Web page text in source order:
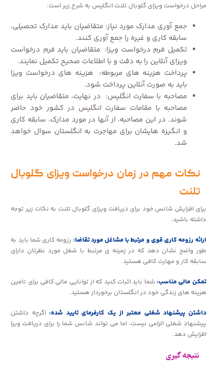
مراحل درخواست ویزای گلوبال تلنت انگلیس به شرح زیر است:
جمع آوری مدارک مورد نیاز: متقاضیان باید مدارک تحصیلی،
سابقه کاری و غیره را جمع آوری کنند.
تکمیل فرم درخواست ویزا: متقاضیان باید فرم درخواست
ویزای آنلاین را به دقت و با اطلاعات صحیح تکمیل نمایند.
پرداخت هزینه های مربوطه: هزینه های درخواست ویزا
باید به صورت آنلاین پرداخت شود.
مصاحبه با سفارت انگلیس: در نهایت، متقاضیان باید برای
مصاحبه با مقامات سفارت انگلیس در کشور خود حاضر
شوند. در این مصاحبه، از آنها در مورد مدارک، سابقه کاری
و انگیزه هایشان برای مهاجرت به انگلستان سوال خواهد
شد.
نکات مهم در زمان درخواست ویزای گلوبال
تلنت
برای افزایش شانس خود برای دریافت ویزای گلوبال تلنت به نکات زیر توجه
داشته باشید:
ارائه رزومه کاری قوی و مرتبط با مشاغل مورد تقاضا: رزومه کاری شما باید به
طور واضح نشان دهد که در زمینه ی مرتبط با شغل مورد نظرتان دارای
سابقه کار و مهارت کافی هستید.
تمکن مالی مناسب: شما باید اثبات کنید که از توانایی مالی کافی برای تامین
هزینه های زندگی خود در انگلستان برخوردار هستید.
داشتن پیشنهاد شغلی معتبر از یک کارفرمای تایید شده:اگرچه داشتن
پیشنهاد شغلی الزامی نیست، اما می تواند شانس شما را برای دریافت ویزا
افزایش دهد.
نتیجه گیری